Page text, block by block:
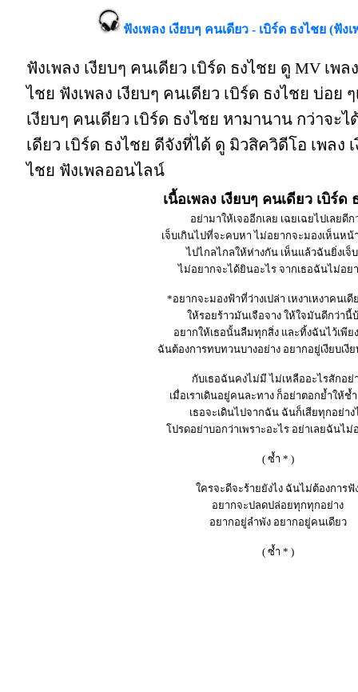
ฟังเพลง เงียบๆ คนเดียว - เบิร์ด ธงไชย (ฟัง
ฟังเพลง เงียบๆ คนเดียว เบิร์ด ธงไชย ดู MV เพล
ไชย ฟังเพลง เงียบๆ คนเดียว เบิร์ด ธงไชย บ่อย
เงียบๆ คนเดียว เบิร์ด ธงไชย หามานาน กว่าจะไ
เดียว เบิร์ด ธงไชย ดีจังที่ได้ ดู มิวสิควิดีโอ เพลง
ไชย ฟังเพลออนไลน์
เนื้อเพลง เงียบๆ คนเดียว เบิร์ด
อย่ามาให้เจออีกเลย เฉยเฉยไปเลยดีก
เจ็บเกินไปที่จะคบหา ไม่อยากจะมองเห็นหน้
ไปไกลไกลให้ห่างกัน เห็นแล้วฉันยิ่งเจ็
ไม่อยากจะได้ยินอะไร จากเธอฉันไม่อย
*อยากจะมองฟ้าที่ว่างเปล่า เหงาเหงาคนเดี
ให้รอยร้าวมันเจือจาง ให้ใจมันดีกว่านี้
อยากให้เธอนั้นลืมทุกสิ่ง และทิ้งฉันไว้เพีย
ฉันต้องการทบทวนบางอย่าง อยากอยู่เงียบเงี
กับเธอฉันคงไม่มี ไม่เหลืออะไรสักอย่
เมื่อเราเดินอยู่คนละทาง ก็อย่าตอกย้ำให้ช้
เธอจะเดินไปจากฉัน ฉันก็เสียทุกอย่าง
โปรดอย่าบอกว่าเพราะอะไร อย่าเลยฉันไม่
( ซ้ำ * )
ใครจะดีจะร้ายยังไง ฉันไม่ต้องการฟั
อยากจะปลดปล่อยทุกทุกอย่าง
อยากอยู่ลำพัง อยากอยู่คนเดียว
( ซ้ำ * )